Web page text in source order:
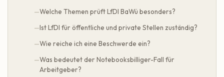
Welche Themen prüft LfDI BaWü besonders?
Ist LfDI für öffentliche und private Stellen zuständig?
Wie reiche ich eine Beschwerde ein?
Was bedeutet der Notebooksbilliger-Fall für
Arbeitgeber?